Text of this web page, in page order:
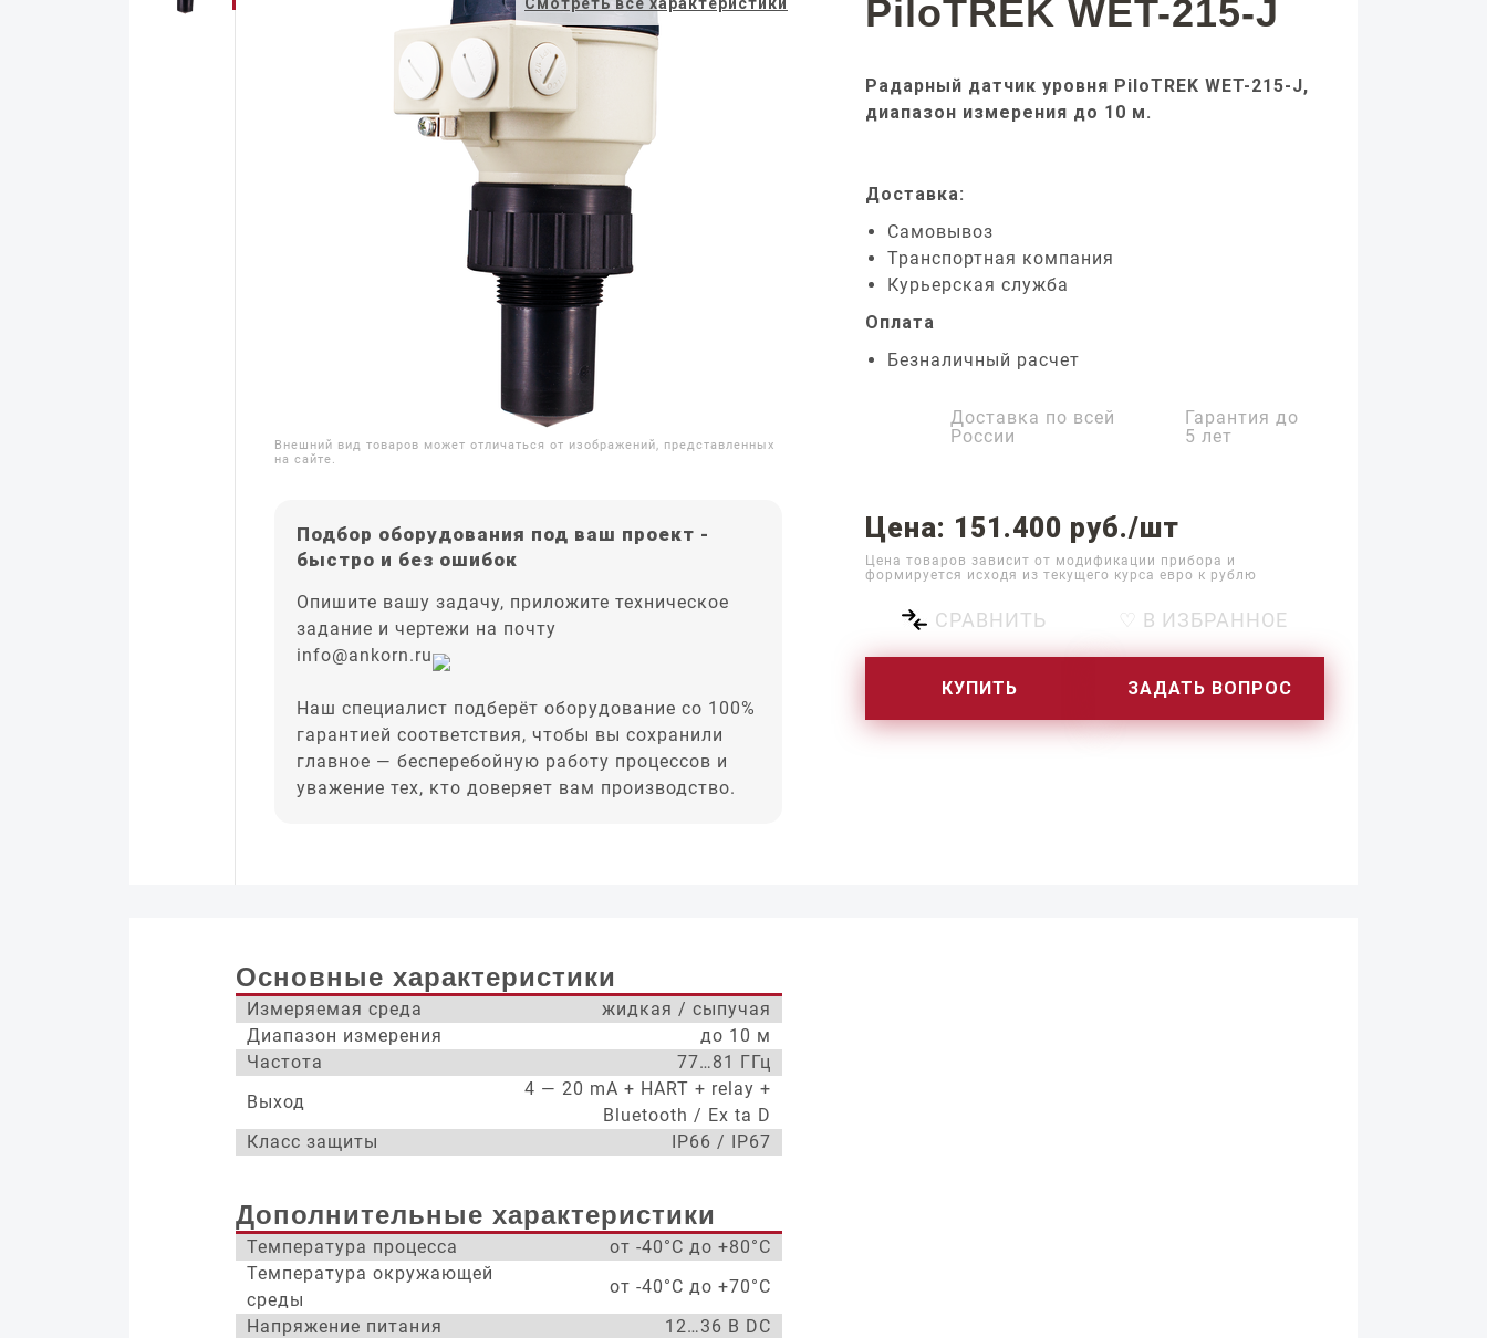
Внешний вид товаров может отличаться от изображений, представленных
на сайте.
Подбор оборудования под ваш проект -
быстро и без ошибок
Опишите вашу задачу, приложите техническое
задание и чертежи на почту
info@ankorn.ru
Наш специалист подберёт оборудование со 100%
гарантией соответствия, чтобы вы сохранили
главное — бесперебойную работу процессов и
уважение тех, кто доверяет вам производство.
PiloTREK WET-215-J
Радарный датчик уровня PiloTREK WET-215-J,
диапазон измерения до 10 м.
Доставка:
Самовывоз
Транспортная компания
Курьерская служба
Оплата
Безналичный расчет
Доставка по всей
России
Гарантия до
5 лет
Цена: 151.400 руб./шт
Цена товаров зависит от модификации прибора и
формируется исходя из текущего курса евро к рублю
СРАВНИТЬ ♡ В ИЗБРАННОЕ
КУПИТЬ ЗАДАТЬ ВОПРОС
Основные характеристики
Измеряемая среда
жидкая / сыпучая
Диапазон измерения
до 10 м
Частота
77…81 ГГц
Выход
4 — 20 mA + HART + relay +
Bluetooth / Ex ta D
Класс защиты
IP66 / IP67
Дополнительные характеристики
Температура процесса
от -40°С до +80°С
Температура окружающей
среды
от -40°С до +70°С
Напряжение питания
12…36 В DC